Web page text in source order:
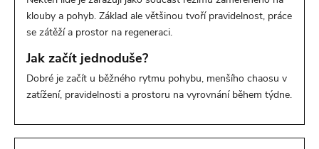
klouby a pohyb. Základ ale většinou tvoří pravidelnost, práce
se zátěží a prostor na regeneraci.
Jak začít jednoduše?
Dobré je začít u běžného rytmu pohybu, menšího chaosu v
zatížení, pravidelnosti a prostoru na vyrovnání během týdne.